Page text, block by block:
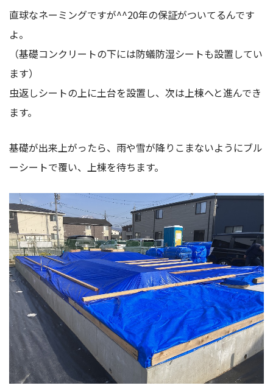
直球なネーミングですが^^20年の保証がついてるんです
よ。
（基礎コンクリートの下には防蟻防湿シートも設置してい
ます）
虫返しシートの上に土台を設置し、次は上棟へと進んでき
ます。
基礎が出来上がったら、雨や雪が降りこまないようにブル
ーシートで覆い、上棟を待ちます。